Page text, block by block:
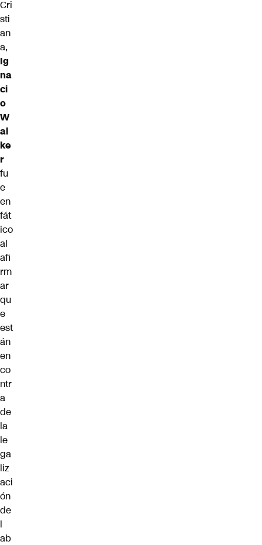
Cri
sti
an
a,
Ig
na
ci
o
W
al
ke
r
fu
e
en
fát
ico
al
afi
rm
ar
qu
e
est
án
en
co
ntr
a
de
la
le
ga
liz
aci
ón
de
l
ab